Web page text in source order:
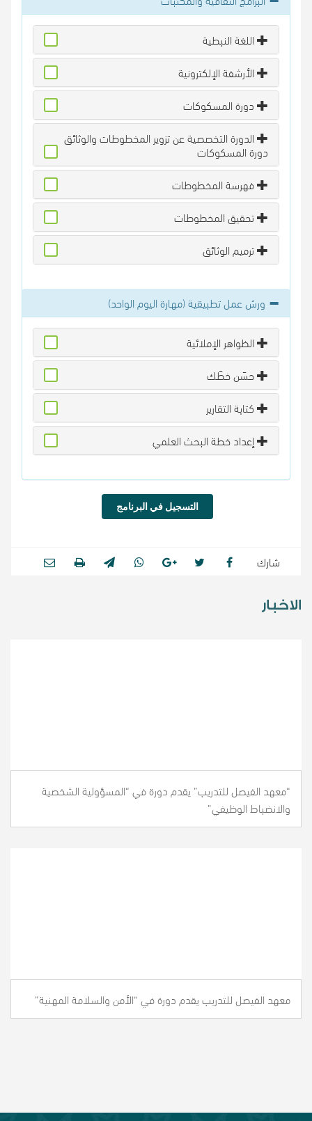
اللغة النبطية
الأرشفة الإلكترونية
دورة المسكوكات
الدورة التخصصية عن تزوير المخطوطات والوثائق
دورة المسكوكات
فهرسة المخطوطات
تحقيق المخطوطات
ترميم الوثائق
ورش عمل تطبيقية (مهارة اليوم الواحد)
الظواهر الإملائية
حسَن خطَك
كتابة التقارير
إعداد خطة البحث العلمي
التسجيل في البرنامج
شارك
الاخبار
“معهد الفيصل للتدريب” يقدم دورة في “المسؤولية الشخصية
والانضباط الوظيفي”
معهد الفيصل للتدريب يقدم دورة في “الأمن والسلامة المهنية”